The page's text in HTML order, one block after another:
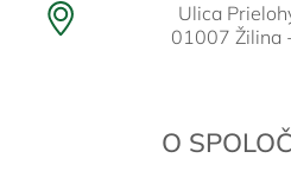
Ulica
01007 Žilina
O